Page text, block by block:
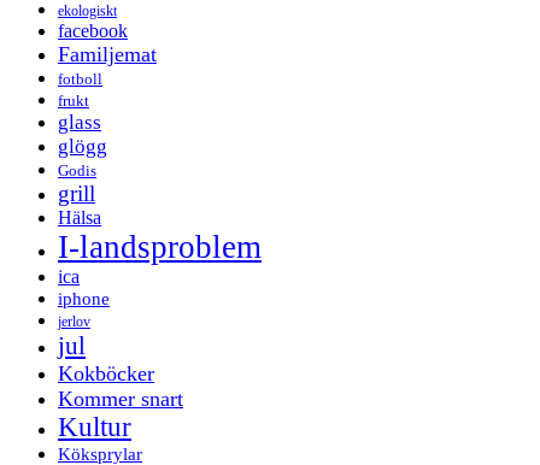
ekologiskt
facebook
Familjemat
fotboll
frukt
glass
glögg
Godis
grill
Hälsa
I-landsproblem
ica
iphone
jerlov
jul
Kokböcker
Kommer snart
Kultur
Köksprylar